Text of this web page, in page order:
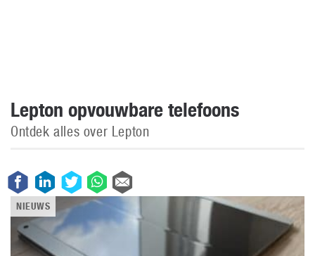
Lepton opvouwbare telefoons
Ontdek alles over Lepton
NIEUWS